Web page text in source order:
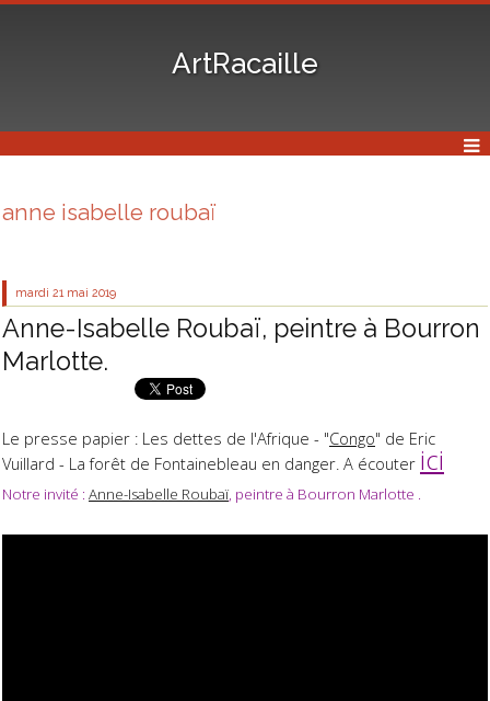
ArtRacaille
anne isabelle roubaï
mardi 21 mai 2019
Anne-Isabelle Roubaï, peintre à Bourron
Marlotte.
Le presse papier : Les dettes de l'Afrique - "Congo" de Eric
Vuillard - La forêt de Fontainebleau en danger. A écouter ici
Notre invité : Anne-Isabelle Roubaï, peintre à Bourron Marlotte .